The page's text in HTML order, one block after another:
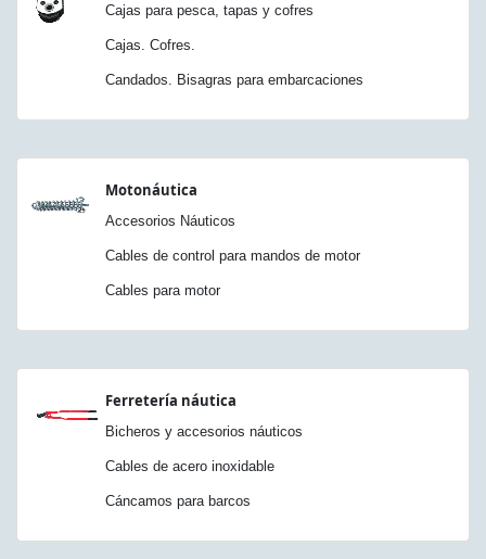
Cajas para pesca, tapas y cofres
Cajas. Cofres.
Candados. Bisagras para embarcaciones
Motonáutica
Accesorios Náuticos
Cables de control para mandos de motor
Cables para motor
Ferretería náutica
Bicheros y accesorios náuticos
Cables de acero inoxidable
Cáncamos para barcos